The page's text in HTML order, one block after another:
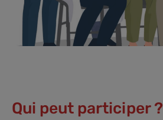
Qui peut participer ?